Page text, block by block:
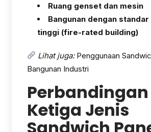
Ruang genset dan mesin
Bangunan dengan
tinggi (fire-rated building)
Lihat juga:Penggunaan
Bangunan Industri
Perbandingan
Ketiga Jenis